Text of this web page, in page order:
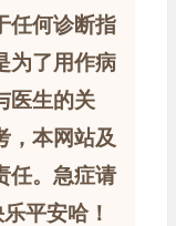
任何诊断指
为了用作病
医生的关
，本网站及
任。急症请
平安哈！